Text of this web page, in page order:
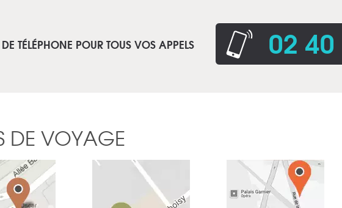
TÉLÉPHONE POUR TOUS VOS APPELS 02
DE VOYAGE